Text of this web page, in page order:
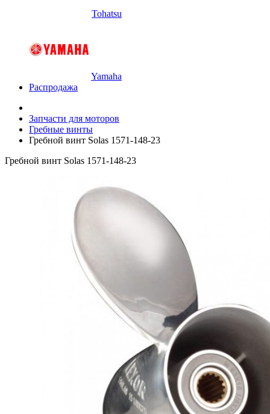
Tohatsu
Yamaha
Распродажа
Запчасти для моторов
Гребные винты
Гребной винт Solas 1571-148-23
Гребной винт Solas 1571-148-23